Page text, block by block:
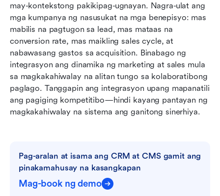
may-kontekstong pakikipag-ugnayan. Nagra-ulat ang
mga kumpanya ng nasusukat na mga benepisyo: mas
mabilis na pagtugon sa lead, mas mataas na
conversion rate, mas maikling sales cycle, at
nabawasang gastos sa acquisition. Binabago ng
integrasyon ang dinamika ng marketing at sales mula
sa magkakahiwalay na alitan tungo sa kolaboratibong
paglago. Tanggapin ang integrasyon upang mapanatili
ang pagiging kompetitibo—hindi kayang pantayan ng
magkakahiwalay na sistema ang ganitong sinerhiya.
Pag-aralan at isama ang CRM at CMS gamit ang
pinakamahusay na kasangkapan
Mag-book ng demo